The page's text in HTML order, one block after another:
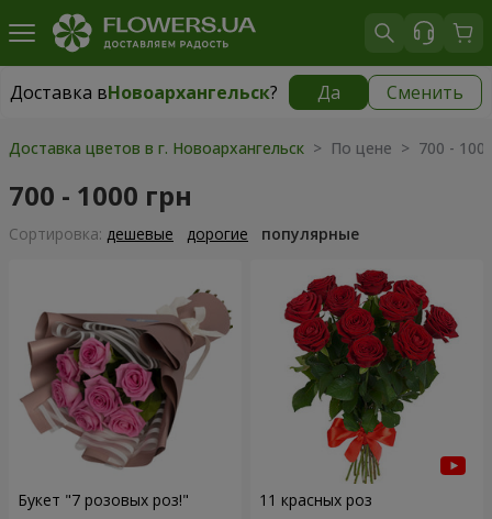
Доставка вНовоархангельск? Да Сменить
Доставка вНовоархангельск|730 грн
Доставка цветов в г. Новоархангельск > По цене > 700 -
700 - 1000 грн
Cортировка: дешевые дорогие популярные
Букет "7 розовых роз!" 11 красных роз